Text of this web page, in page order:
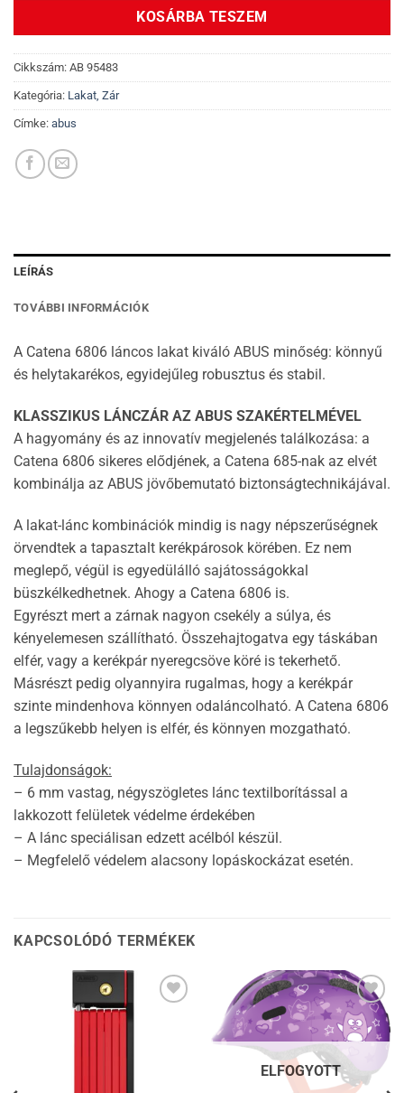
KOSÁRBA TESZEM
Cikkszám: AB 95483
Kategória: Lakat, Zár
Címke: abus
LEÍRÁS
TOVÁBBI INFORMÁCIÓK
A Catena 6806 láncos lakat kiváló ABUS minőség: könnyű
és helytakarékos, egyidejűleg robusztus és stabil.
KLASSZIKUS LÁNCZÁR AZ ABUS SZAKÉRTELMÉVEL
A hagyomány és az innovatív megjelenés találkozása: a
Catena 6806 sikeres elődjének, a Catena 685-nak az elvét
kombinálja az ABUS jövőbemutató biztonságtechnikájával.
A lakat-lánc kombinációk mindig is nagy népszerűségnek
örvendtek a tapasztalt kerékpárosok körében. Ez nem
meglepő, végül is egyedülálló sajátosságokkal
büszkélkedhetnek. Ahogy a Catena 6806 is.
Egyrészt mert a zárnak nagyon csekély a súlya, és
kényelemesen szállítható. Összehajtogatva egy táskában
elfér, vagy a kerékpár nyeregcsöve köré is tekerhető.
Másrészt pedig olyannyira rugalmas, hogy a kerékpár
szinte mindenhova könnyen odaláncolható. A Catena 6806
a legszűkebb helyen is elfér, és könnyen mozgatható.
Tulajdonságok:
– 6 mm vastag, négyszögletes lánc textilborítással a
lakkozott felületek védelme érdekében
– A lánc speciálisan edzett acélból készül.
– Megfelelő védelem alacsony lopáskockázat esetén.
KAPCSOLÓDÓ TERMÉKEK
Kedvencekhez Kedvencekhez
ELFOGYOTT